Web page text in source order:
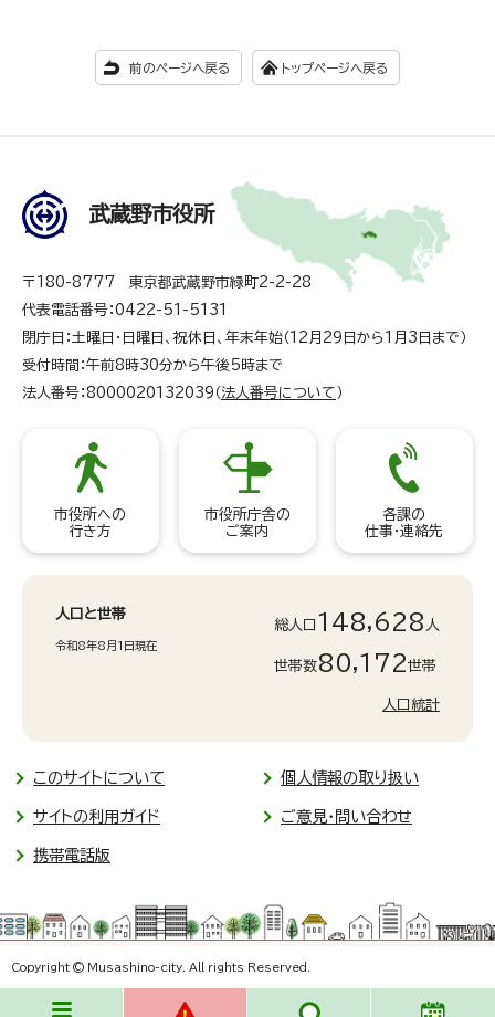
前のページへ戻る トップページへ戻る
武蔵野市役所
〒180-8777 東京都武蔵野市緑町2-2-28
代表電話番号：0422-51-5131
閉庁日：土曜日・日曜日、祝休日、年末年始（12月29日から1月3日まで）
受付時間：午前8時30分から午後5時まで
法人番号：8000020132039（法人番号について ）
市役所への
行き方
市役所庁舎の
ご案内
各課の
仕事・連絡先
人口と世帯
令和8年8月1日現在
総人口 148,628 人
世帯数80,172世帯
人口統計
このサイトについて 個人情報の取り扱い
サイトの利用ガイド ご意見・問い合わせ
携帯電話版
Copyright © Musashino-city. All rights Reserved.